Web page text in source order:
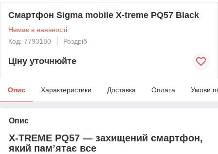
Смартфон Sigma mobile X-treme PQ57 Black
Немає в наявності
Код: 7793180
Роздріб
Ціну уточнюйте
Опис Характеристики Доставка Оплата Умови
Опис
X-TREME PQ57 — захищений смартфон,
який пам’ятає все